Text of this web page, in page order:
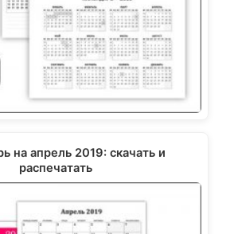
на апрель 2019: скачать и
распечатать